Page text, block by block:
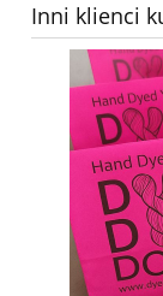
Inni klienci